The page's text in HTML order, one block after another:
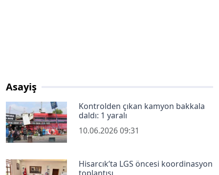
Asayiş
Kontrolden çıkan kamyon bakkala
daldı: 1 yaralı
10.06.2026 09:31
Hisarcık’ta LGS öncesi koordinasyon
toplantısı